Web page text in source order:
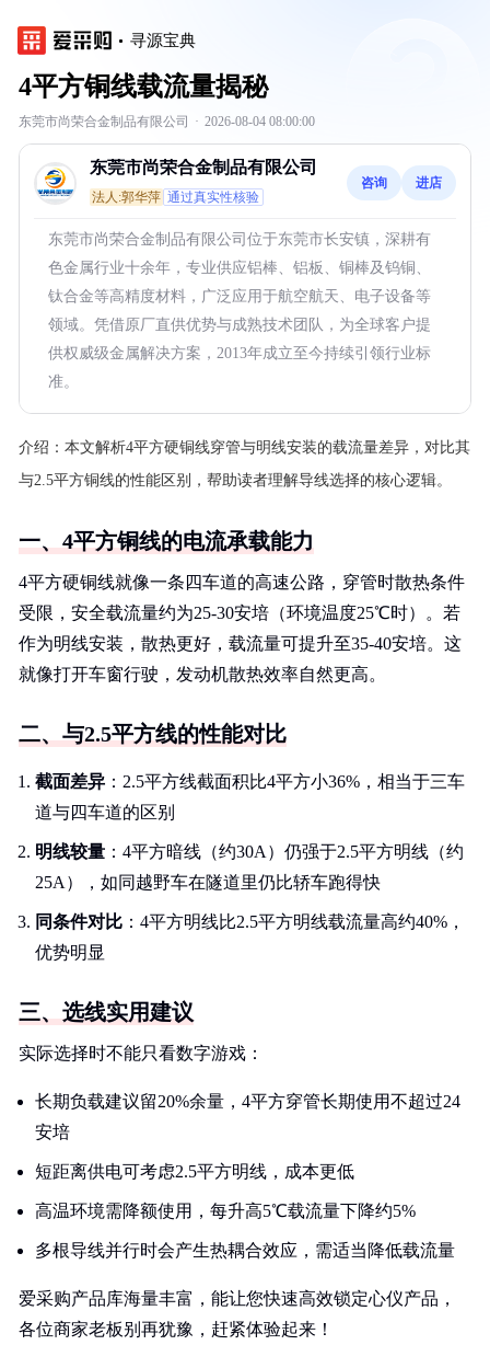
寻源宝典
4平方铜线载流量揭秘
东莞市尚荣合金制品有限公司 · 2026-08-04 08:00:00
东莞市尚荣合金制品有限公司
法人:郭华萍 通过真实性核验
咨询 进店
东莞市尚荣合金制品有限公司位于东莞市长安镇，深耕有
色金属行业十余年，专业供应铝棒、铝板、铜棒及钨铜、
钛合金等高精度材料，广泛应用于航空航天、电子设备等
领域。凭借原厂直供优势与成熟技术团队，为全球客户提
供权威级金属解决方案，2013年成立至今持续引领行业标
准。
介绍： 本文解析4平方硬铜线穿管与明线安装的载流量差异，对比其
与2.5平方铜线的性能区别，帮助读者理解导线选择的核心逻辑。
一、4平方铜线的电流承载能力
4平方硬铜线就像一条四车道的高速公路，穿管时散热条件
受限，安全载流量约为25-30安培（环境温度25℃时）。若
作为明线安装，散热更好，载流量可提升至35-40安培。这
就像打开车窗行驶，发动机散热效率自然更高。
二、与2.5平方线的性能对比
截面差异 ：2.5平方线截面积比4平方小36%，相当于三车
道与四车道的区别
明线较量 ：4平方暗线（约30A）仍强于2.5平方明线（约
25A），如同越野车在隧道里仍比轿车跑得快
同条件对比 ：4平方明线比2.5平方明线载流量高约40%，
优势明显
三、选线实用建议
实际选择时不能只看数字游戏：
长期负载建议留20%余量，4平方穿管长期使用不超过24
安培
短距离供电可考虑2.5平方明线，成本更低
高温环境需降额使用，每升高5℃载流量下降约5%
多根导线并行时会产生热耦合效应，需适当降低载流量
爱采购产品库海量丰富，能让您快速高效锁定心仪产品，
各位商家老板别再犹豫，赶紧体验起来！